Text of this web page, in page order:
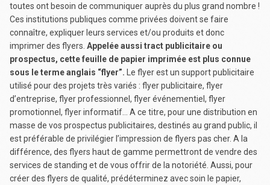
toutes ont besoin de communiquer auprès du plus grand nombre !
Ces institutions publiques comme privées doivent se faire
connaître, expliquer leurs services et/ou produits et donc
imprimer des flyers. Appelée aussi tract publicitaire ou
prospectus, cette feuille de papier imprimée est plus connue
sous le terme anglais “flyer”. Le flyer est un support publicitaire
utilisé pour des projets très variés : flyer publicitaire, flyer
d’entreprise, flyer professionnel, flyer événementiel, flyer
promotionnel, flyer informatif… A ce titre, pour une distribution en
masse de vos prospectus publicitaires, destinés au grand public, il
est préférable de privilégier l’impression de flyers pas cher. A la
différence, des flyers haut de gamme permettront de vendre des
services de standing et de vous offrir de la notoriété. Aussi, pour
créer des flyers de qualité, prédéterminez avec soin le papier,